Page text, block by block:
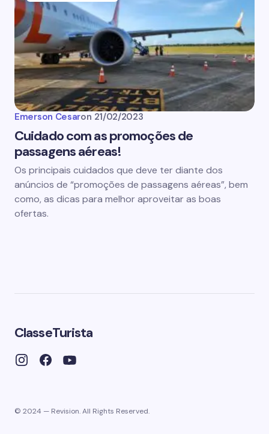
Emerson Cesaron 21/02/2023
Cuidado com as promoções de
passagens aéreas!
Os principais cuidados que deve ter diante dos
anúncios de “promoções de passagens aéreas”, bem
como, as dicas para melhor aproveitar as boas
ofertas.
ClasseTurista
© 2024 — Revision. All Rights Reserved.